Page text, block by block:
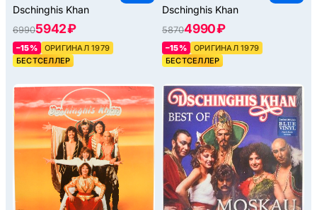
Dschinghis Khan
69905942 ₽
–15%
ОРИГИНАЛ 1979
БЕСТСЕЛЛЕР
Dschinghis Khan
58704990 ₽
–15%
ОРИГИНАЛ 1979
БЕСТСЕЛЛЕР